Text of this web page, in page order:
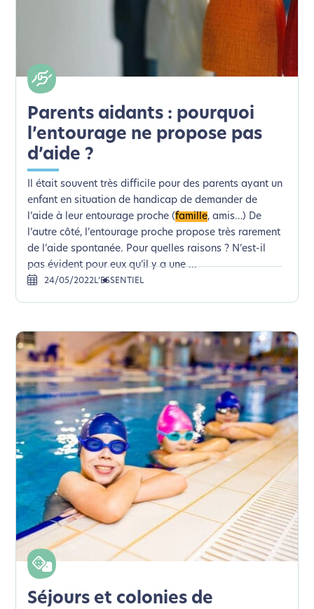
Parents aidants : pourquoi
l’entourage ne propose pas
d’aide ?
Il était souvent très difficile pour des parents ayant un
enfant en situation de handicap de demander de
l’aide à leur entourage proche (famille, amis…) De
l’autre côté, l’entourage proche propose très rarement
de l’aide spontanée. Pour quelles raisons ? N’est-il
pas évident pour eux qu’il y a une ...
24/05/2022L’ESSENTIEL
Séjours et colonies de